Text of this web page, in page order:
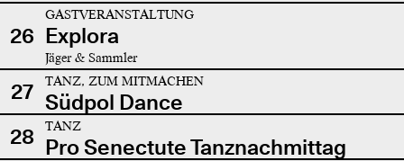
26
GASTVERANSTALTUNG
Explora
Jäger & Sammler
27 TANZ, ZUM MITMACHEN
Südpol Dance
28
TANZ
Pro Senectute Tanznachmittag